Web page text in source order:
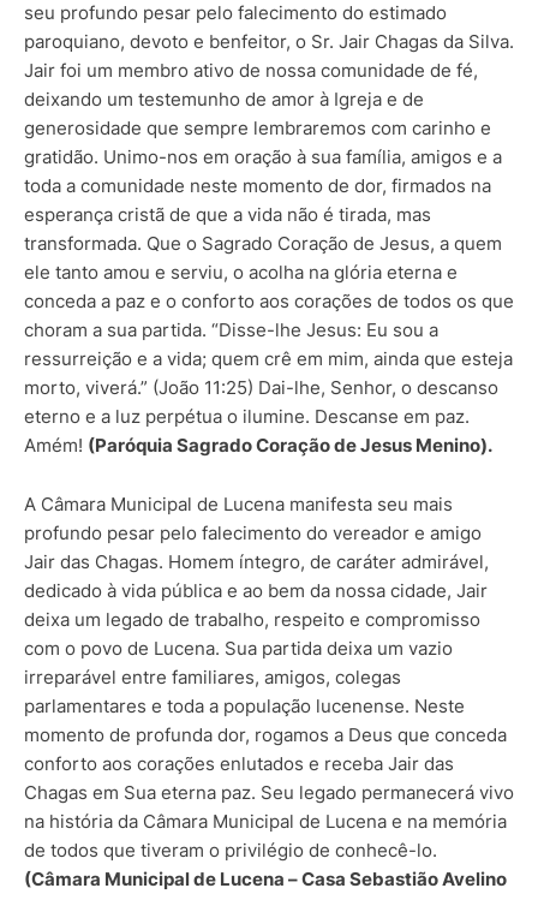
seu profundo pesar pelo falecimento do estimado
paroquiano, devoto e benfeitor, o Sr. Jair Chagas da Silva.
Jair foi um membro ativo de nossa comunidade de fé,
deixando um testemunho de amor à Igreja e de
generosidade que sempre lembraremos com carinho e
gratidão. Unimo-nos em oração à sua família, amigos e a
toda a comunidade neste momento de dor, firmados na
esperança cristã de que a vida não é tirada, mas
transformada. Que o Sagrado Coração de Jesus, a quem
ele tanto amou e serviu, o acolha na glória eterna e
conceda a paz e o conforto aos corações de todos os que
choram a sua partida. “Disse-lhe Jesus: Eu sou a
ressurreição e a vida; quem crê em mim, ainda que esteja
morto, viverá.” (João 11:25) Dai-lhe, Senhor, o descanso
eterno e a luz perpétua o ilumine. Descanse em paz.
Amém! (Paróquia Sagrado Coração de Jesus Menino).
A Câmara Municipal de Lucena manifesta seu mais
profundo pesar pelo falecimento do vereador e amigo
Jair das Chagas. Homem íntegro, de caráter admirável,
dedicado à vida pública e ao bem da nossa cidade, Jair
deixa um legado de trabalho, respeito e compromisso
com o povo de Lucena. Sua partida deixa um vazio
irreparável entre familiares, amigos, colegas
parlamentares e toda a população lucenense. Neste
momento de profunda dor, rogamos a Deus que conceda
conforto aos corações enlutados e receba Jair das
Chagas em Sua eterna paz. Seu legado permanecerá vivo
na história da Câmara Municipal de Lucena e na memória
de todos que tiveram o privilégio de conhecê-lo.
(Câmara Municipal de Lucena – Casa Sebastião Avelino